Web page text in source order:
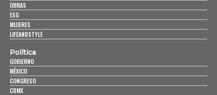
OBRAS
ESG
MUJERES
LIFEANDSTYLE
Política
GOBIERNO
MÉXICO
CONGRESO
CDMX